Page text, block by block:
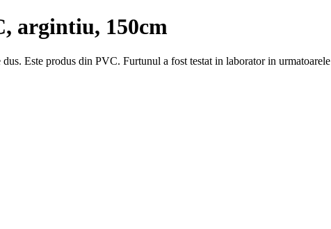
argintiu, 150cm
Este produs din PVC. Furtunul a fost testat in laborator in